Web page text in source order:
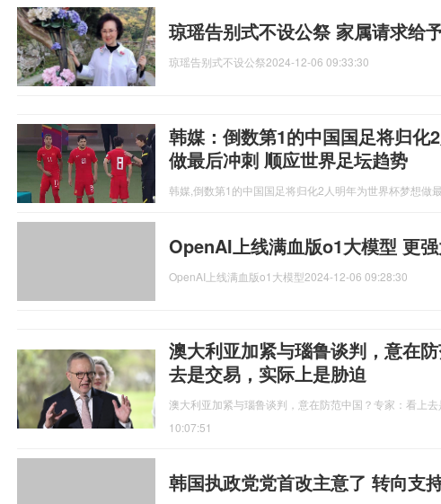
琼瑶告别式不设公祭 家属请求给
琼瑶告别式不设公祭2024-12-06 09:33:30
韩媒：倒数第1的中国国足将归化
做最后冲刺 顺应世界足坛趋势
韩媒,倒数第1的中国国足将归化2人明年为世界杯梦想做
OpenAI上线满血版o1大模型 更
OpenAI上线满血版o1大模型2024-12-06 09:28:30
澳大利亚加紧与瑙鲁谈判，意在
去是交易，实际上是胁迫
澳大利亚加紧与瑙鲁谈判，意在防范中国？专家：看上
10:07:51
韩国执政党党首改主意了 转向支